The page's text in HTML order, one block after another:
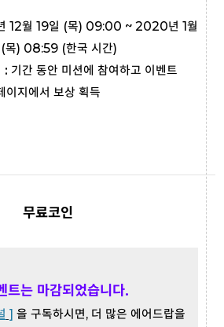
12월 19일 (목) 09:00 ~ 2020년 1월
목) 08:59 (한국 시간)
: 기간 동안 미션에 참여하고 이벤트
이지에서 보상 획득
무료코인
트는 마감되었습니다.
] 을 구독하시면, 더 많은 에어드랍을